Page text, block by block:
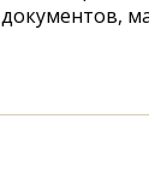
документов,